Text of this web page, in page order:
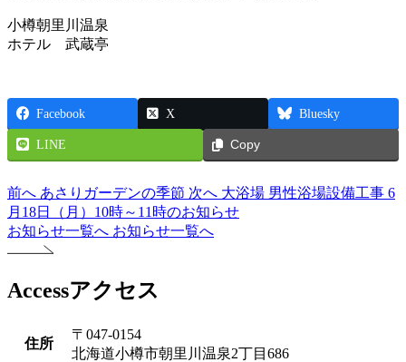
小樽朝里川温泉
ホテル 武蔵亭
Facebook X Bluesky
LINE Copy
前へ あさりガーデンの季節 次へ 大浴場 男性浴場設備工事 6
月18日（月）10時～11時のお知らせ
お知らせ一覧へ お知らせ一覧へ
Accessアクセス
住所
〒047-0154
北海道小樽市朝里川温泉2丁目686